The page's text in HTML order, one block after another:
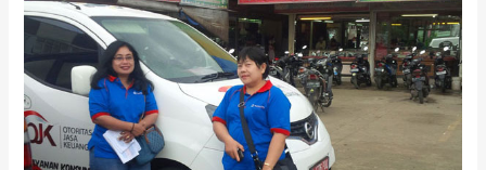
PASAR
CEGER